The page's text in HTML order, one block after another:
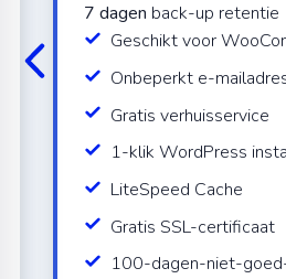
7 dagen back-up retentie
Geschikt voor
Onbeperkt e-
Gratis verhuisservice
1-klik WordPress
LiteSpeed Cache
Gratis SSL-certificaat
100-dagen-niet-